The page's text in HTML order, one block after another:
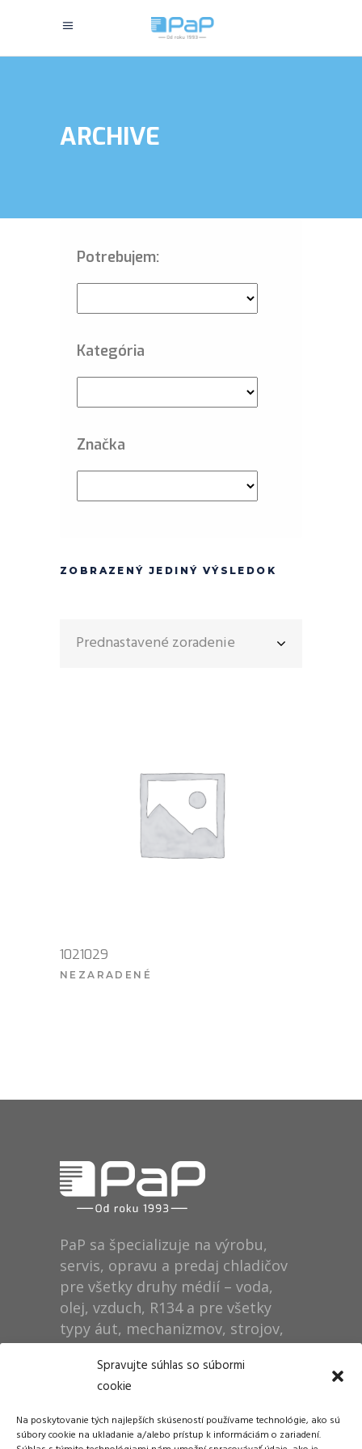
Spravujte súhlas so súbormi
cookie
Na poskytovanie tých najlepších skúseností používame technológie, ako sú
súbory cookie na ukladanie a/alebo prístup k informáciám o zariadení.
ARCHIVE
Potrebujem:
Kategória
Značka
ZOBRAZENÝ JEDINÝ VÝSLEDOK
Prednastavené zoradenie
1021029
NEZARADENÉ
PaP sa špecializuje na výrobu,
servis, opravu a predaj chladičov
pre všetky druhy médií – voda,
olej, vzduch, R134 a pre všetky
typy áut, mechanizmov, strojov,
technológií, rušňov…
Dušan Pytel P a P